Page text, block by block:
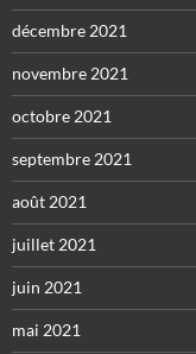
décembre 2021
novembre 2021
octobre 2021
septembre 2021
août 2021
juillet 2021
juin 2021
mai 2021